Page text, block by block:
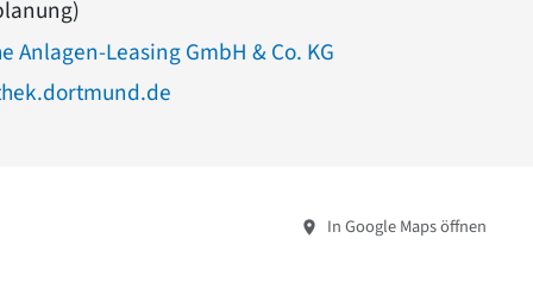
Anlagen-Leasing GmbH & Co. KG
In Google Maps öffnen